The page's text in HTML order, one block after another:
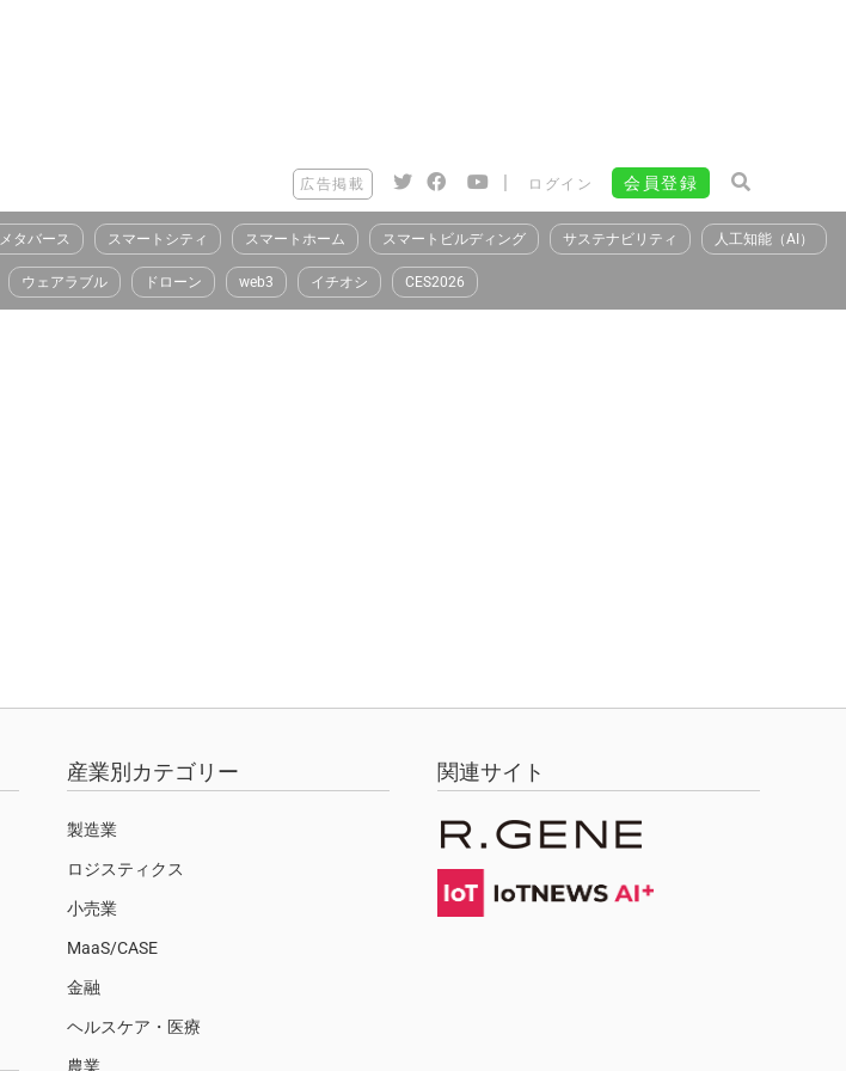
広告掲載 | ログイン 会員登録
メタバース スマートシティ スマートホーム スマートビルディング サステナビリティ 人工知能（AI）
ウェアラブル ドローン web3 イチオシ CES2026
産業別カテゴリー
製造業
ロジスティクス
小売業
MaaS/CASE
金融
ヘルスケア・医療
農業
関連サイト